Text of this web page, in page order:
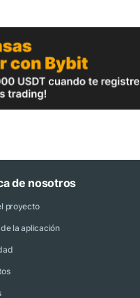
de nosotros
proyecto
la aplicación